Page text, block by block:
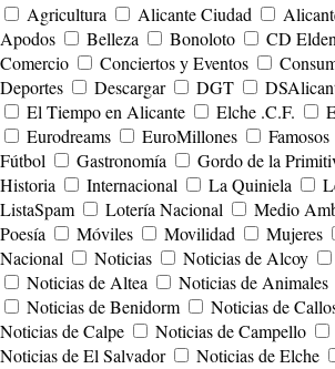
Agricultura
Alicante Ciudad
Apodos
Belleza Bonoloto CD
Comercio
Conciertos y Eventos
Deportes
Descargar DGT
El Tiempo en Alicante
Elche .C.F.
Eurodreams
EuroMillones Famosos
Fútbol
Gastronomía Gordo de la
Historia
Internacional La Quiniela
ListaSpam
Lotería Nacional Medio
Poesía
Móviles Movilidad Mujeres
Nacional
Noticias Noticias de Alcoy
Noticias de Altea
Noticias de Animales
Noticias de Benidorm
Noticias de
Noticias de Calpe
Noticias de Campello
Noticias de El Salvador
Noticias de Elche